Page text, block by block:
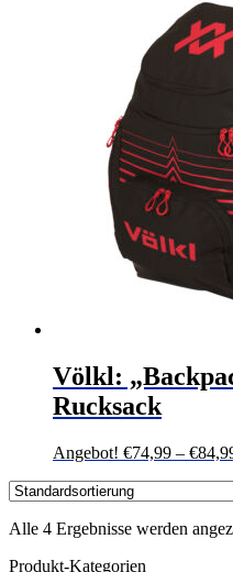
Völkl:
Rucksack
Angebot! €74,99 – €
Alle 4 Ergebnisse werden
Produkt-Kategorien